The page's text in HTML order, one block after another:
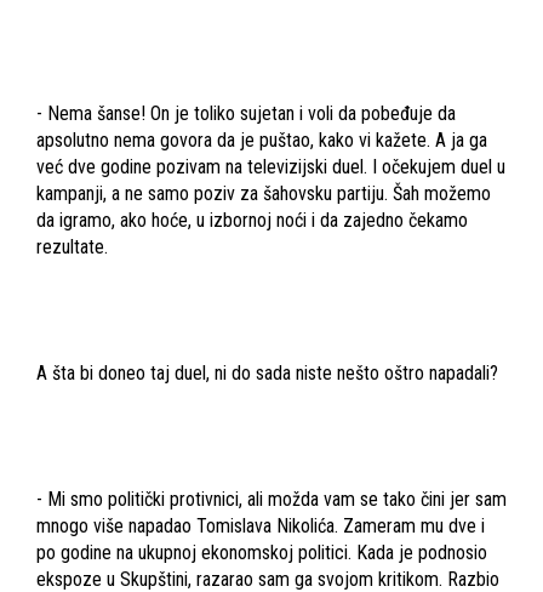
- Nema šanse! On je toliko sujetan i voli da pobeđuje da
apsolutno nema govora da je puštao, kako vi kažete. A ja ga
već dve godine pozivam na televizijski duel. I očekujem duel u
kampanji, a ne samo poziv za šahovsku partiju. Šah možemo
da igramo, ako hoće, u izbornoj noći i da zajedno čekamo
rezultate.
A šta bi doneo taj duel, ni do sada niste nešto oštro napadali?
- Mi smo politički protivnici, ali možda vam se tako čini jer sam
mnogo više napadao Tomislava Nikolića. Zameram mu dve i
po godine na ukupnoj ekonomskoj politici. Kada je podnosio
ekspoze u Skupštini, razarao sam ga svojom kritikom. Razbio